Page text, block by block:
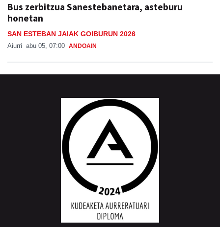
Bus zerbitzua Sanestebanetara, asteburu
honetan
SAN ESTEBAN JAIAK GOIBURUN 2026
Aiurri abu 05, 07:00 ANDOAIN